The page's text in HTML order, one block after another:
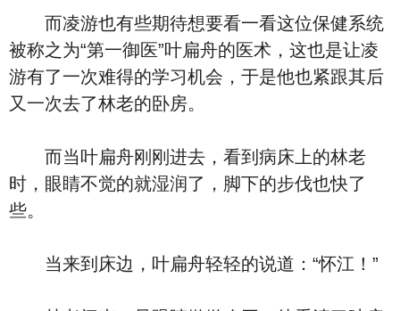
而凌游也有些期待想要看一看这位保健系统
被称之为“第一御医”叶扁舟的医术，这也是让凌
游有了一次难得的学习机会，于是他也紧跟其后
又一次去了林老的卧房。
而当叶扁舟刚刚进去，看到病床上的林老
时，眼睛不觉的就湿润了，脚下的步伐也快了
些。
当来到床边，叶扁舟轻轻的说道：“怀江！”